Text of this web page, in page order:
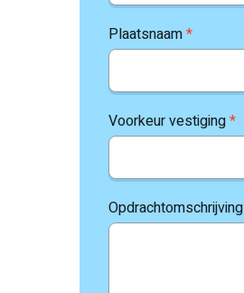
Plaatsnaam*
Voorkeur vestiging*
Opdrachtomschrijving